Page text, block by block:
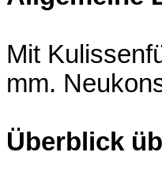
Mit
mm.
Überblick